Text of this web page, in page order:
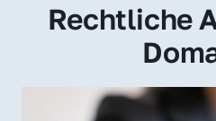
Rechtliche